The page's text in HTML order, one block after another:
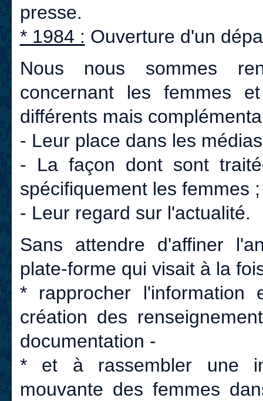
presse.
* 1984 : Ouverture d'un
Nous nous sommes
concernant les femmes
différents mais
- Leur place dans les
- La façon dont sont
spécifiquement les femmes ;
- Leur regard sur l'actualité.
Sans attendre d'affiner
plate-forme qui visait à la
* rapprocher
création des
documentation -
* et à rassembler une
mouvante des femmes